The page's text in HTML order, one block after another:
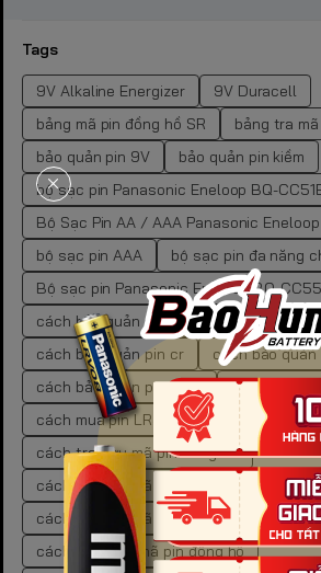
Tags
9V Alkaline Energizer
9V Duracell
bảng mã pin đồng hồ SR
bảng tra
bảo quản pin 9V
bảo quản pin kiềm
bộ sạc pin Panasonic Eneloop BQ-
Bộ Sạc Pin AA / AAA Panasonic Eneloop
bộ sạc pin AAA
bộ sạc pin đa năng
Bộ sạc pin Panasonic Eneloop BQ-
cách bảo quản pin
cách bảo quản
cách bảo quản pin cr
cách bảo quản
cách bảo quản pin than
cách lưu trữ
cách mua pin LR44 chính hãng
cách tra cứu mã pin đồng hồ
cách tra cứu mã pin đồng hồ chuẩn xác
cách tra cứu mã pin đồng hồ tại nhà
cách xác định mã pin đồng hồ